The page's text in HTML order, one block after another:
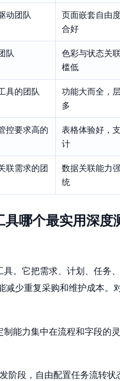
动团队
页面嵌套自由
合好
队
色彩与状态关
槛低
具的团队
功能大而全，
多
控要求高的
表格体验好，
计
联需求的团
数据关联能力
统
哪个最实用深度
。它把需求、计划、任务
少重复采购和维护成本。
制能力集中在流程和字段的
阶段，自由配置任务流转状